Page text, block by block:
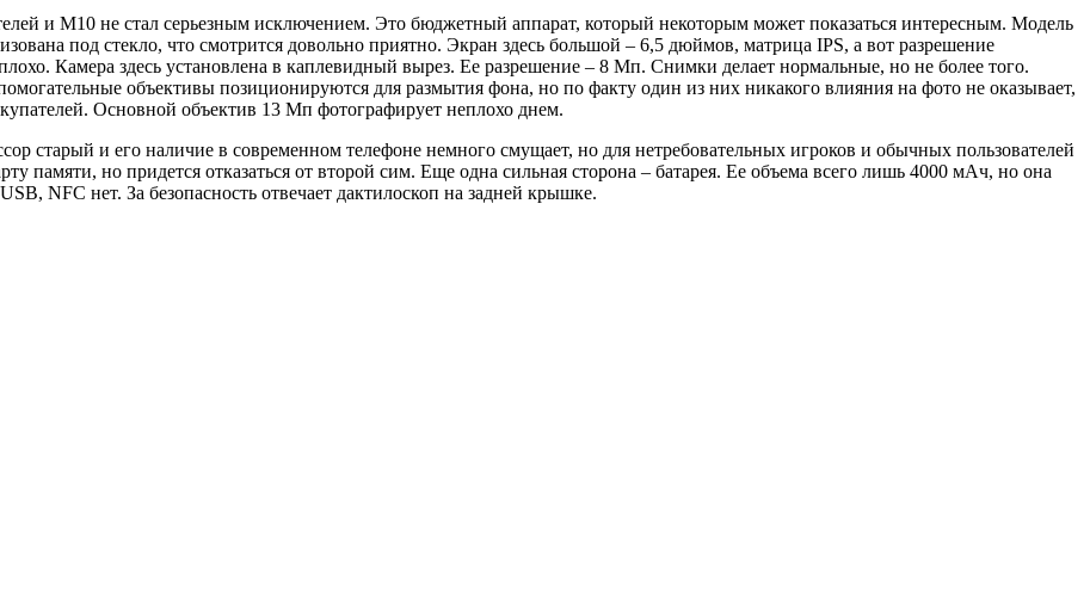
и M10 не стал серьезным исключением. Это бюджетный аппарат, который некоторым может показаться интересным. Модель
под стекло, что смотрится довольно приятно. Экран здесь большой – 6,5 дюймов, матрица IPS, а вот разрешение
Камера здесь установлена в каплевидный вырез. Ее разрешение – 8 Мп. Снимки делает нормальные, но не более того.
объективы позиционируются для размытия фона, но по факту один из них никакого влияния на фото не оказывает,
Основной объектив 13 Мп фотографирует неплохо днем.
старый и его наличие в современном телефоне немного смущает, но для нетребовательных игроков и обычных пользователей
памяти, но придется отказаться от второй сим. Еще одна сильная сторона – батарея. Ее объема всего лишь 4000 мАч, но она
NFC нет. За безопасность отвечает дактилоскоп на задней крышке.